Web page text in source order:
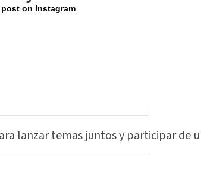
post on Instagram
lanzar temas juntos y participar de